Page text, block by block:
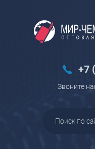
+7
Звоните